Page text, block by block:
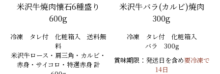
米沢牛焼肉懐石6種盛り
600g
冷凍 タレ付 化粧箱入 送料無
料
米沢牛ロース・肩三角・カルビ・
赤身・サイコロ・特選赤身 計
米沢牛バラ(カルビ)焼肉
300g
冷凍 タレ付 化粧箱入
バラ 300g
賞味期限：発送日を含め要冷凍で
14日